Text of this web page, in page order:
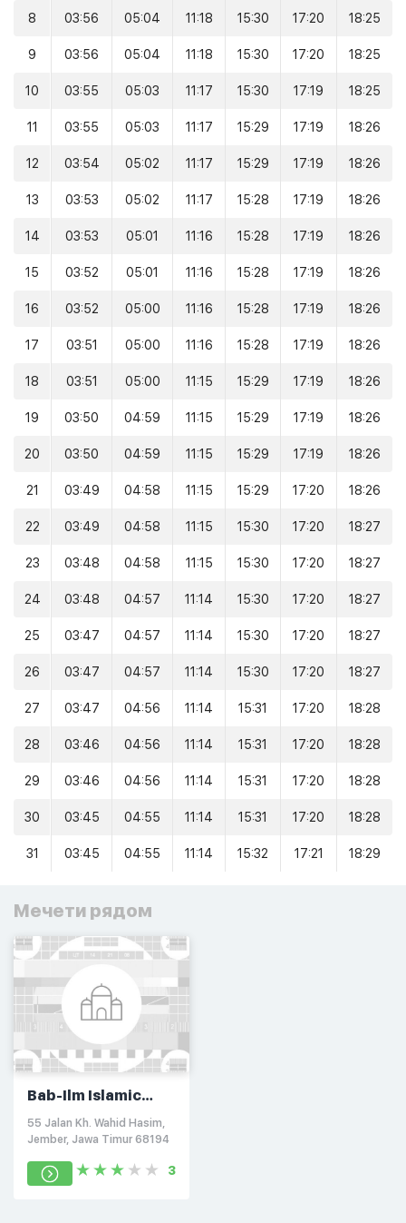
8 03:56 05:04 11:18 15:30 17:20 18:25
9 03:56 05:04 11:18 15:30 17:20 18:25
10 03:55 05:03 11:17 15:30 17:19 18:25
11 03:55 05:03 11:17 15:29 17:19 18:26
12 03:54 05:02 11:17 15:29 17:19 18:26
13 03:53 05:02 11:17 15:28 17:19 18:26
14 03:53 05:01 11:16 15:28 17:19 18:26
15 03:52 05:01 11:16 15:28 17:19 18:26
16 03:52 05:00 11:16 15:28 17:19 18:26
17 03:51 05:00 11:16 15:28 17:19 18:26
18 03:51 05:00 11:15 15:29 17:19 18:26
19 03:50 04:59 11:15 15:29 17:19 18:26
20 03:50 04:59 11:15 15:29 17:19 18:26
21 03:49 04:58 11:15 15:29 17:20 18:26
22 03:49 04:58 11:15 15:30 17:20 18:27
23 03:48 04:58 11:15 15:30 17:20 18:27
24 03:48 04:57 11:14 15:30 17:20 18:27
25 03:47 04:57 11:14 15:30 17:20 18:27
26 03:47 04:57 11:14 15:30 17:20 18:27
27 03:47 04:56 11:14 15:31 17:20 18:28
28 03:46 04:56 11:14 15:31 17:20 18:28
29 03:46 04:56 11:14 15:31 17:20 18:28
30 03:45 04:55 11:14 15:31 17:20 18:28
31 03:45 04:55 11:14 15:32 17:21 18:29
Мечети рядом
Bab-Ilm Islamic
Foundation
55 Jalan Kh. Wahid Hasim,
Jember, Jawa Timur 68194
3